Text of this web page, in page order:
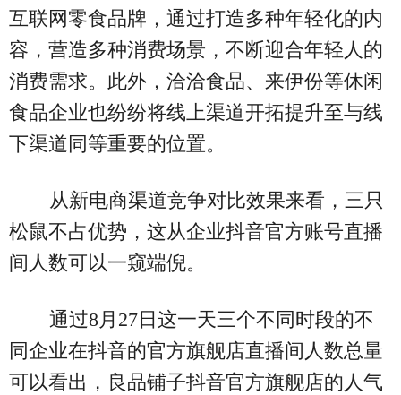
互联网零食品牌，通过打造多种年轻化的内
容，营造多种消费场景，不断迎合年轻人的
消费需求。此外，洽洽食品、来伊份等休闲
食品企业也纷纷将线上渠道开拓提升至与线
下渠道同等重要的位置。
从新电商渠道竞争对比效果来看，三只
松鼠不占优势，这从企业抖音官方账号直播
间人数可以一窥端倪。
通过8月27日这一天三个不同时段的不
同企业在抖音的官方旗舰店直播间人数总量
可以看出，良品铺子抖音官方旗舰店的人气